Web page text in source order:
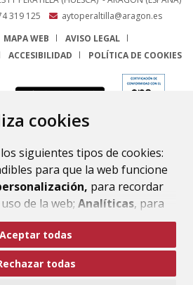
cookies
siguientes tipos de cookies:
para que la web funcione
para recordar
de la web; Analíticas, para
de la web y sus servicios.
botón“Aceptar todas”
su uso. Si pulsa el botón
Aceptar todas
todas
319 125
aytoperaltilla@aragon.es
MAPA WEB
AVISO LEGAL
ACCESIBILIDAD POLÍTICA DE COOKIES